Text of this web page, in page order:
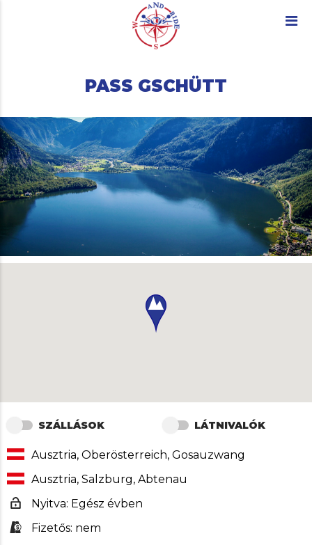
PASS GSCHÜTT
SZÁLLÁSOK LÁTNIVALÓK
Ausztria, Oberösterreich, Gosauzwang
Ausztria, Salzburg, Abtenau
Nyitva: Egész évben
Fizetős: nem